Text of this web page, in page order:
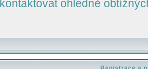
ohledně